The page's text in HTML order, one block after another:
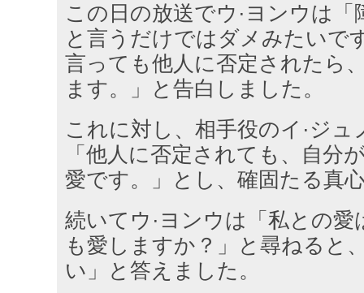
この日の放送でウ·ヨンウは
と言うだけではダメみたいで
言っても他人に否定されたら
ます。」と告白しました。
これに対し、相手役のイ·ジュ
「他人に否定されても、自分
愛です。」とし、確固たる真
続いてウ·ヨンウは「私との
も愛しますか？」と尋ねると
い」と答えました。